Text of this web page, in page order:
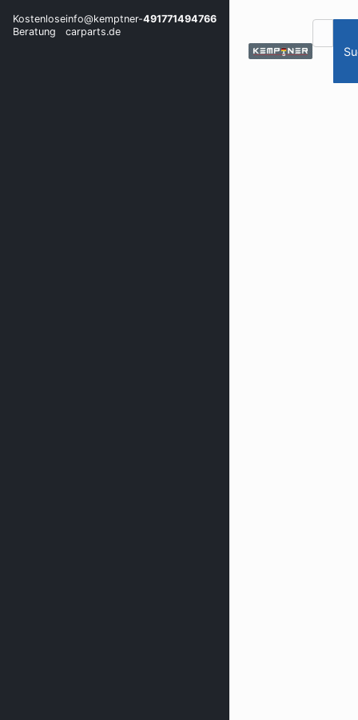
Kostenlose
Beratung
info@kemptner-
carparts.de
491771494766